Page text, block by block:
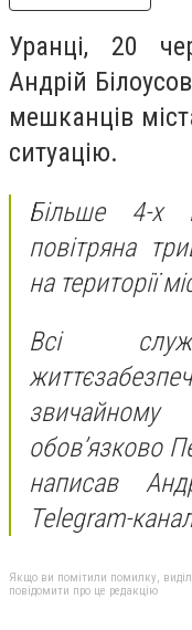
Уранці, 20
Андрій
мешканців
ситуацію.
Більше 4-х
повітряна
на території
Всі
обов’язково
написав
Telegram-
Якщо ви помітили помилку,
повідомити про це редакцію